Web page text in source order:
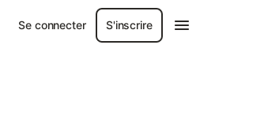
Se connecter S'inscrire